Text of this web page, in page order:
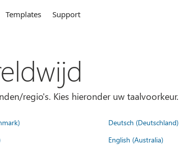
Templates Support
regio's. Kies hieronder uw taalvoorkeur.
Deutsch (Deutschland)
English (Australia)